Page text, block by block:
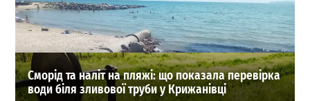
05-08-2026 в 13:29
ВИБІР РЕДАКЦІЇ
Сморід та наліт на пляжі: що показала перевірка
води біля зливової труби у Крижанівці